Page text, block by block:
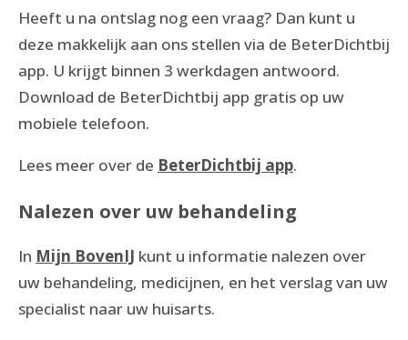
Heeft u na ontslag nog een vraag? Dan kunt u
deze makkelijk aan ons stellen via de BeterDichtbij
app. U krijgt binnen 3 werkdagen antwoord.
Download de BeterDichtbij app gratis op uw
mobiele telefoon.
Lees meer over de BeterDichtbij app.
Nalezen over uw behandeling
In Mijn BovenIJ kunt u informatie nalezen over
uw behandeling, medicijnen, en het verslag van uw
specialist naar uw huisarts.